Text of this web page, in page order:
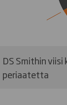
DS Smithin
periaatetta